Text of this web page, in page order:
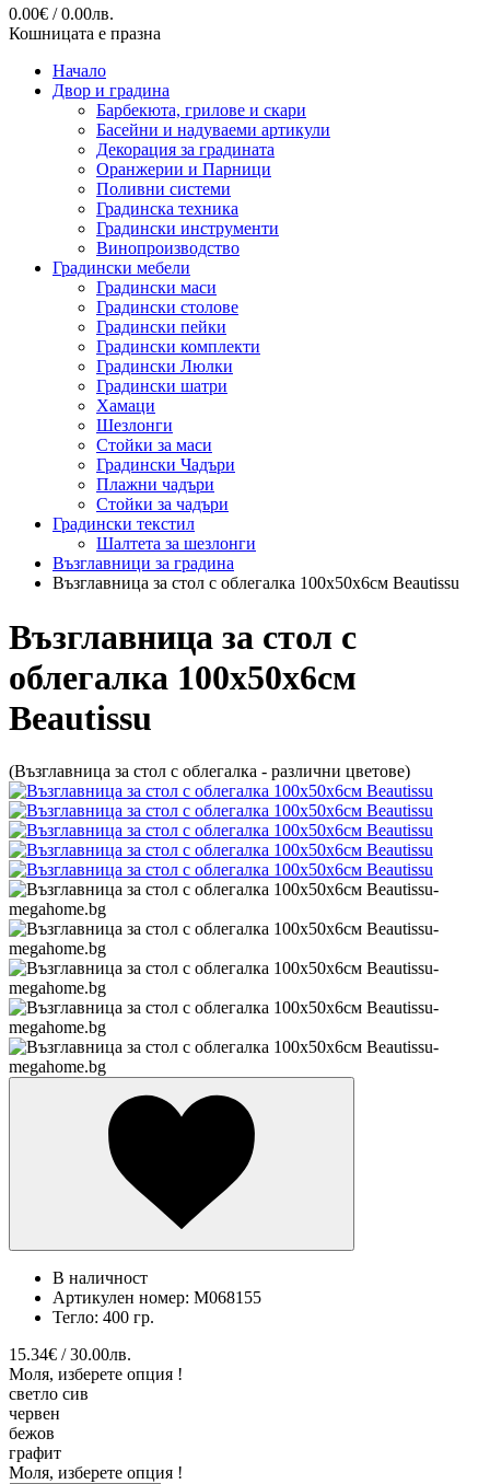
0.00€ / 0.00лв.
Кошницата е празна
Начало
Двор и градина
Барбекюта, грилове и скари
Басейни и надуваеми артикули
Декорация за градината
Оранжерии и Парници
Поливни системи
Градинска техника
Градински инструменти
Винопроизводство
Градински мебели
Градински маси
Градински столове
Градински пейки
Градински комплекти
Градински Люлки
Градински шатри
Хамаци
Шезлонги
Стойки за маси
Градински Чадъри
Плажни чадъри
Стойки за чадъри
Градински текстил
Шалтета за шезлонги
Възглавници за градина
Възглавница за стол с облегалка 100х50х6см Beautissu
Възглавница за стол с
облегалка 100х50х6см
Beautissu
(Възглавница за стол с облегалка - различни цветове)
В наличност
Артикулен номер: M068155
Тегло: 400 гр.
15.34€ / 30.00лв.
Моля, изберете опция !
светло сив
червен
бежов
графит
Моля, изберете опция !